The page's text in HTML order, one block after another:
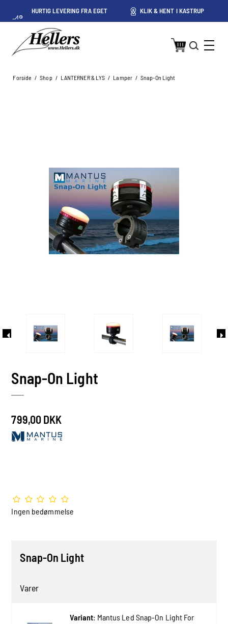
HURTIG LEVERING FRA EGET
LAGER I KASTRUP
KLIK & HENT I KASTRUP
Forside / Shop / LANTERNER & LYS / Lamper / Snap-On Light
Snap-On Light
799,00 DKK
Ingen bedømmelse
Snap-On Light
Varer
Variant: Mantus Led Snap-On Light For